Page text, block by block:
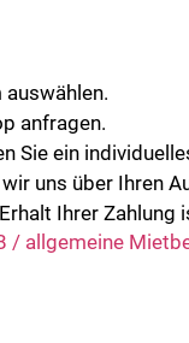
anfragen.
Sie ein
uns über Ihren
Ihrer
/ allgemeine